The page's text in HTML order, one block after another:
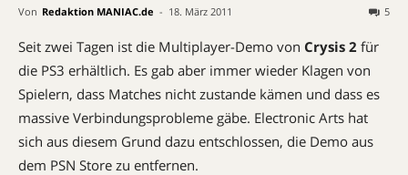
Von Redaktion MANIAC.de - 18. März 2011 5
Seit zwei Tagen ist die Multiplayer-Demo von Crysis 2 für
die PS3 erhältlich. Es gab aber immer wieder Klagen von
Spielern, dass Matches nicht zustande kämen und dass es
massive Verbindungsprobleme gäbe. Electronic Arts hat
sich aus diesem Grund dazu entschlossen, die Demo aus
dem PSN Store zu entfernen.